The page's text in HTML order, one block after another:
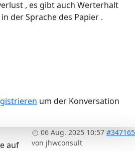
, es gibt auch Werterhalt
der Sprache des Papier .
um der Konversation
06 Aug. 2025 10:57 #347165
von jhwconsult
auf